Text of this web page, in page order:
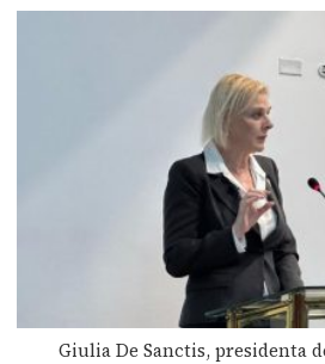
Giulia De Sanctis, presidenta